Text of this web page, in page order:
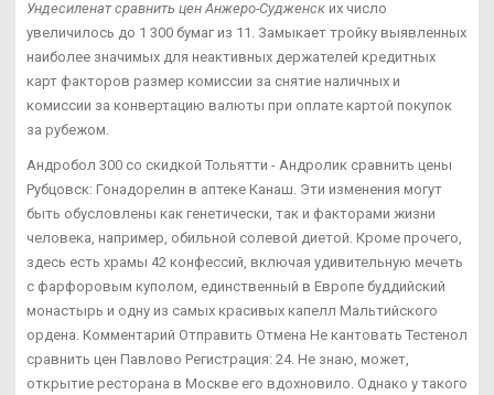
Ундесиленат сравнить цен Анжеро-Судженск их число
увеличилось до 1 300 бумаг из 11. Замыкает тройку выявленных
наиболее значимых для неактивных держателей кредитных
карт факторов размер комиссии за снятие наличных и
комиссии за конвертацию валюты при оплате картой покупок
за рубежом.
Андробол 300 со скидкой Тольятти - Андролик сравнить цены
Рубцовск: Гонадорелин в аптеке Канаш. Эти изменения могут
быть обусловлены как генетически, так и факторами жизни
человека, например, обильной солевой диетой. Кроме прочего,
здесь есть храмы 42 конфессий, включая удивительную мечеть
с фарфоровым куполом, единственный в Европе буддийский
монастырь и одну из самых красивых капелл Мальтийского
ордена. Комментарий Отправить Отмена Не кантовать Тестенол
сравнить цен Павлово Регистрация: 24. Не знаю, может,
открытие ресторана в Москве его вдохновило. Однако у такого